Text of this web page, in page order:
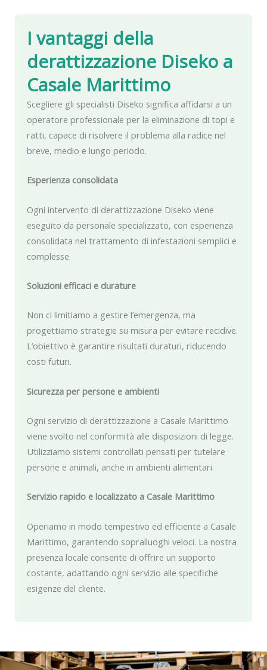
I vantaggi della
derattizzazione Diseko a
Casale Marittimo
Scegliere gli specialisti Diseko significa affidarsi a un
operatore professionale per la eliminazione di topi e
ratti, capace di risolvere il problema alla radice nel
breve, medio e lungo periodo.
Esperienza consolidata
Ogni intervento di derattizzazione Diseko viene
eseguito da personale specializzato, con esperienza
consolidata nel trattamento di infestazioni semplici e
complesse.
Soluzioni efficaci e durature
Non ci limitiamo a gestire l’emergenza, ma
progettiamo strategie su misura per evitare recidive.
L’obiettivo è garantire risultati duraturi, riducendo
costi futuri.
Sicurezza per persone e ambienti
Ogni servizio di derattizzazione a Casale Marittimo
viene svolto nel conformità alle disposizioni di legge.
Utilizziamo sistemi controllati pensati per tutelare
persone e animali, anche in ambienti alimentari.
Servizio rapido e localizzato a Casale Marittimo
Operiamo in modo tempestivo ed efficiente a Casale
Marittimo, garantendo sopralluoghi veloci. La nostra
presenza locale consente di offrire un supporto
costante, adattando ogni servizio alle specifiche
esigenze del cliente.